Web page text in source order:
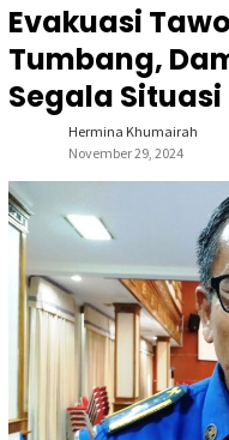
Evakuasi
Tumbang,
Segala
Hermina Khumairah
November 29, 2024